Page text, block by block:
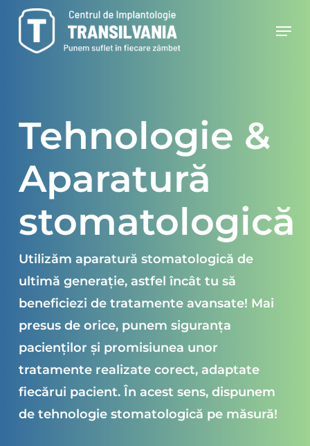
Skip
main
Tehnologie &
Aparatură
stomatologică
Utilizăm aparatură stomatologică de
ultimă generație, astfel încât tu să
beneficiezi de tratamente avansate! Mai
presus de orice, punem siguranța
pacienților și promisiunea unor
tratamente realizate corect, adaptate
fiecărui pacient. În acest sens, dispunem
de tehnologie stomatologică pe măsură!